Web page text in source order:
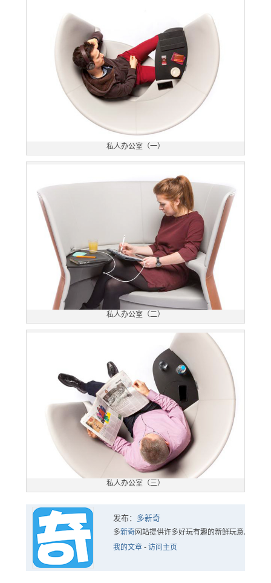
私人办公室（一）
私人办公室（二）
私人办公室（三）
发布： 多新奇
多新奇网站提供许多好玩有趣的新鲜玩意。
我的文章- 访问主页